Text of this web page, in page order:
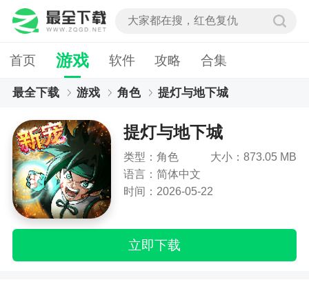
首页 游戏 软件 攻略 合集
最全下载 游戏 角色 提灯与地下城
提灯与地下城
类型：角色
大小：873.05 MB
语言：简体中文
时间：2026-05-22
立即下载